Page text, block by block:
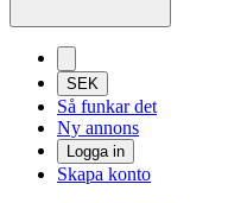
SEK
Så funkar det
Ny annons
Logga in
Skapa konto